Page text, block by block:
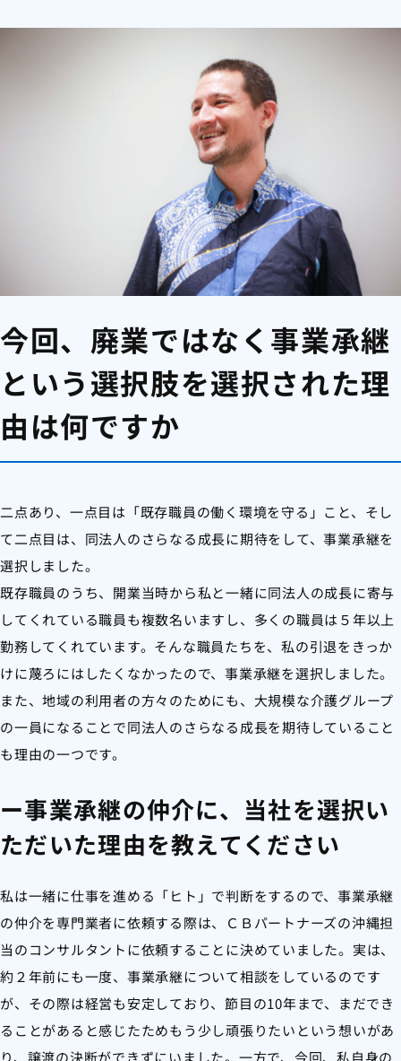
今回、廃業ではなく事業承継
という選択肢を選択された理
由は何ですか
二点あり、一点目は「既存職員の働く環境を守る」こと、そし
て二点目は、同法人のさらなる成長に期待をして、事業承継を
選択しました。
既存職員のうち、開業当時から私と一緒に同法人の成長に寄与
してくれている職員も複数名いますし、多くの職員は５年以上
勤務してくれています。そんな職員たちを、私の引退をきっか
けに蔑ろにはしたくなかったので、事業承継を選択しました。
また、地域の利用者の方々のためにも、大規模な介護グループ
の一員になることで同法人のさらなる成長を期待していること
も理由の一つです。
ー事業承継の仲介に、当社を選択い
ただいた理由を教えてください
私は一緒に仕事を進める「ヒト」で判断をするので、事業承継
の仲介を専門業者に依頼する際は、ＣＢパートナーズの沖縄担
当のコンサルタントに依頼することに決めていました。実は、
約２年前にも一度、事業承継について相談をしているのです
が、その際は経営も安定しており、節目の10年まで、まだでき
ることがあると感じたためもう少し頑張りたいという想いがあ